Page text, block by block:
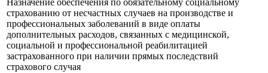
Назначение обеспечения по обязательному социальному
страхованию от несчастных случаев на производстве и
профессиональных заболеваний в виде оплаты
дополнительных расходов, связанных с медицинской,
социальной и профессиональной реабилитацией
застрахованного при наличии прямых последствий
страхового случая